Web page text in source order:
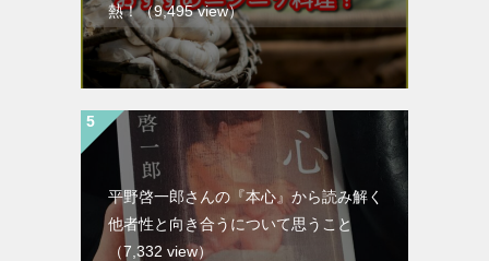
熱！（9,495 view）
平野啓一郎さんの『本心』から読み解く
他者性と向き合うについて思うこと
（7,332 view）